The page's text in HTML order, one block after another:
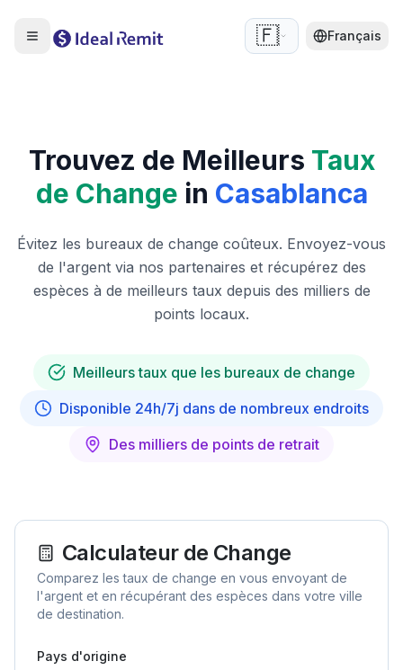
🇫🇷 Français
Trouvez de Meilleurs Taux
de Change in Casablanca
Évitez les bureaux de change coûteux. Envoyez-vous
de l'argent via nos partenaires et récupérez des
espèces à de meilleurs taux depuis des milliers de
points locaux.
Meilleurs taux que les bureaux de change
Disponible 24h/7j dans de nombreux endroits
Des milliers de points de retrait
Calculateur de Change
Comparez les taux de change en vous envoyant de
l'argent et en récupérant des espèces dans votre ville
de destination.
Pays d'origine